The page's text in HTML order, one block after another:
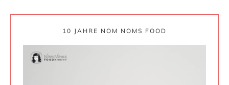
10 JAHRE NOM NOMS FOOD